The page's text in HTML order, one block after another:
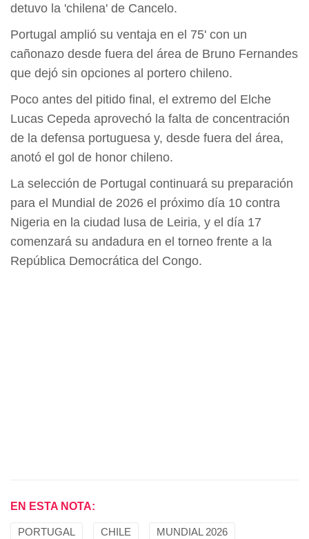
detuvo la 'chilena' de Cancelo.
Portugal amplió su ventaja en el 75' con un
cañonazo desde fuera del área de Bruno Fernandes
que dejó sin opciones al portero chileno.
Poco antes del pitido final, el extremo del Elche
Lucas Cepeda aprovechó la falta de concentración
de la defensa portuguesa y, desde fuera del área,
anotó el gol de honor chileno.
La selección de Portugal continuará su preparación
para el Mundial de 2026 el próximo día 10 contra
Nigeria en la ciudad lusa de Leiria, y el día 17
comenzará su andadura en el torneo frente a la
República Democrática del Congo.
EN ESTA NOTA:
PORTUGAL CHILE MUNDIAL 2026